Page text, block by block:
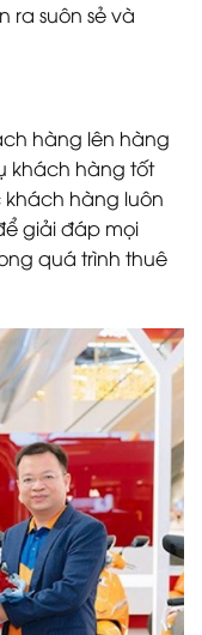
ra suôn sẻ và
hàng lên hàng
khách hàng tốt
hàng luôn
giải đáp mọi
quá trình thuê